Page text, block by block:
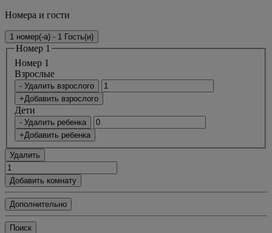
Номера и гости
1 номер(-а) - 1 Гость(и)
Номер 1
Номер 1
Bзрослые
- Удалить взрослого
+Добавить взрослого
Дети
- Удалить ребенка
+Добавить ребенка
Удалить
Добавить комнату
Дополнительно
Поиск